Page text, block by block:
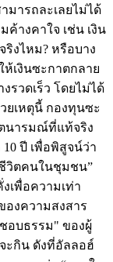
ารถละเลยไม่ได้
างคาใจ เช่น เงิน
งไหม? หรือบาง
เงินซะกาตกลาย
รวดเร็ว โดยไม่ได้
ยเหตุนี้ กองทุนซะ
นารมณ์ที่แท้จริง
ปี เพื่อพิสูจน์ว่า
วิตคนในชุมชน”
เพื่อความเท่า
องความสงสาร
อบธรรม" ของผู้
ะกิน ดังที่อัลลอฮ์